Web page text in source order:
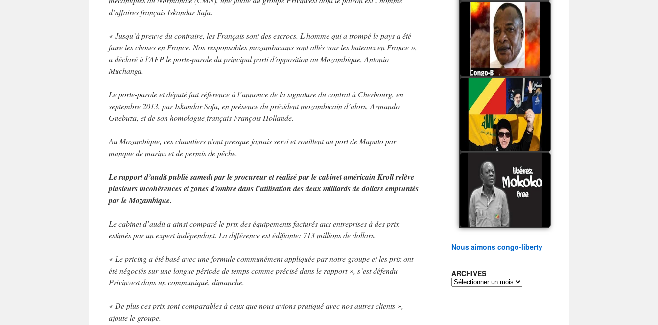
d’affaires français Iskandar Safa.
« Jusqu’à preuve du contraire, les Français sont des escrocs. L’homme qui a trompé le pays a été
faire les choses en France. Nos responsables mozambicains sont allés voir les bateaux en France »,
a déclaré à l’AFP le porte-parole du principal parti d’opposition au Mozambique, Antonio
Muchanga.
Le porte-parole et député fait référence à l’annonce de la signature du contrat à Cherbourg, en
septembre 2013, par Iskandar Safa, en présence du président mozambicain d’alors, Armando
Guebuza, et de son homologue français François Hollande.
Au Mozambique, ces chalutiers n’ont presque jamais servi et rouillent au port de Maputo par
manque de marins et de permis de pêche.
Le rapport d’audit publié samedi par le procureur et réalisé par le cabinet américain Kroll relève
plusieurs incohérences et zones d’ombre dans l’utilisation des deux milliards de dollars empruntés
par le Mozambique.
Le cabinet d’audit a ainsi comparé le prix des équipements facturés aux entreprises à des prix
estimés par un expert indépendant. La différence est édifiante: 713 millions de dollars.
« Le pricing a été basé avec une formule communément appliquée par notre groupe et les prix ont
été négociés sur une longue période de temps comme précisé dans le rapport », s’est défendu
Privinvest dans un communiqué, dimanche.
« De plus ces prix sont comparables à ceux que nous avions pratiqué avec nos autres clients »,
ajoute le groupe.
Poaty Pangou La
Conférence des ethnies
est la seule solution pour
éviter la scission du
Congo B
watch video
Les liaisons dangereuses
du clan Sassou Nguesso
avec le Hezbollah
watch video
Le Général Mokoko est
l'unique légitimité
présidentielle du peuple
congolais
watch video
Nous aimons congo-liberty
ARCHIVES
ARCHIVES